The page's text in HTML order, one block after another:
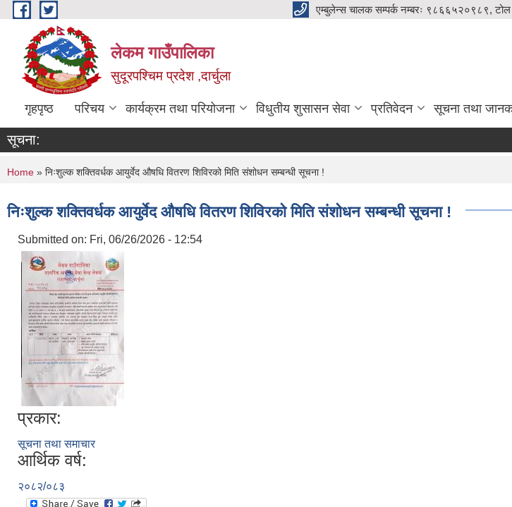
Skip to main content एम्बुलेन्स चालक सम्पर्क नम्बरः ९८६६५२०९८९,
लेकम गाउँपालिका
सुदूरपश्चिम प्रदेश ,दार्चुला
गृहपृष्ठ परिचय कार्यक्रम तथा परियोजना विधुतीय शुसासन सेवा प्रतिवेदन सूचना तथा
सूचना:
You are here
Home » निःशुल्क शक्तिवर्धक आयुर्वेद औषधि वितरण शिविरको मिति संशोधन सम्बन्धी सूचना !
निःशुल्क शक्तिवर्धक आयुर्वेद औषधि वितरण शिविरको मिति संशोधन सम्बन्धी सूचना !
Submitted on: Fri, 06/26/2026 - 12:54
प्रकार:
सूचना तथा समाचार
आर्थिक वर्ष:
२०८२/०८३